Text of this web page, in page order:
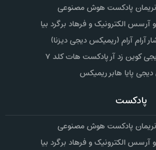
پادکست هوش مصنوعی
الکترونیک و فرهاد برگرد بیا
آرام آرام (ریمیکس دیجی دیزنا)
کوین زد آر پادکست هات کلد ۷
پایا هابر ریمیکس
پادکست
پادکست هوش مصنوعی
الکترونیک و فرهاد برگرد بیا